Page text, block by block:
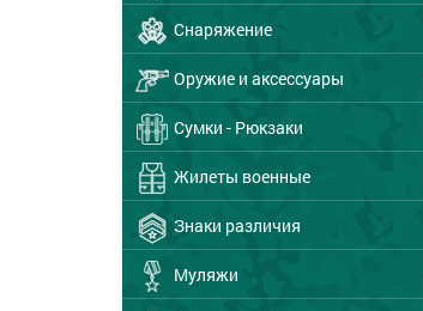
Снаряжение
Оружие и аксессуары
Сумки - Рюкзаки
Жилеты военные
Знаки различия
Муляжи